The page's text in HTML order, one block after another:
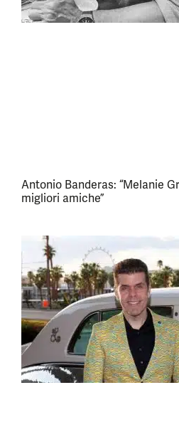
Antonio Banderas: “Melanie
migliori amiche”